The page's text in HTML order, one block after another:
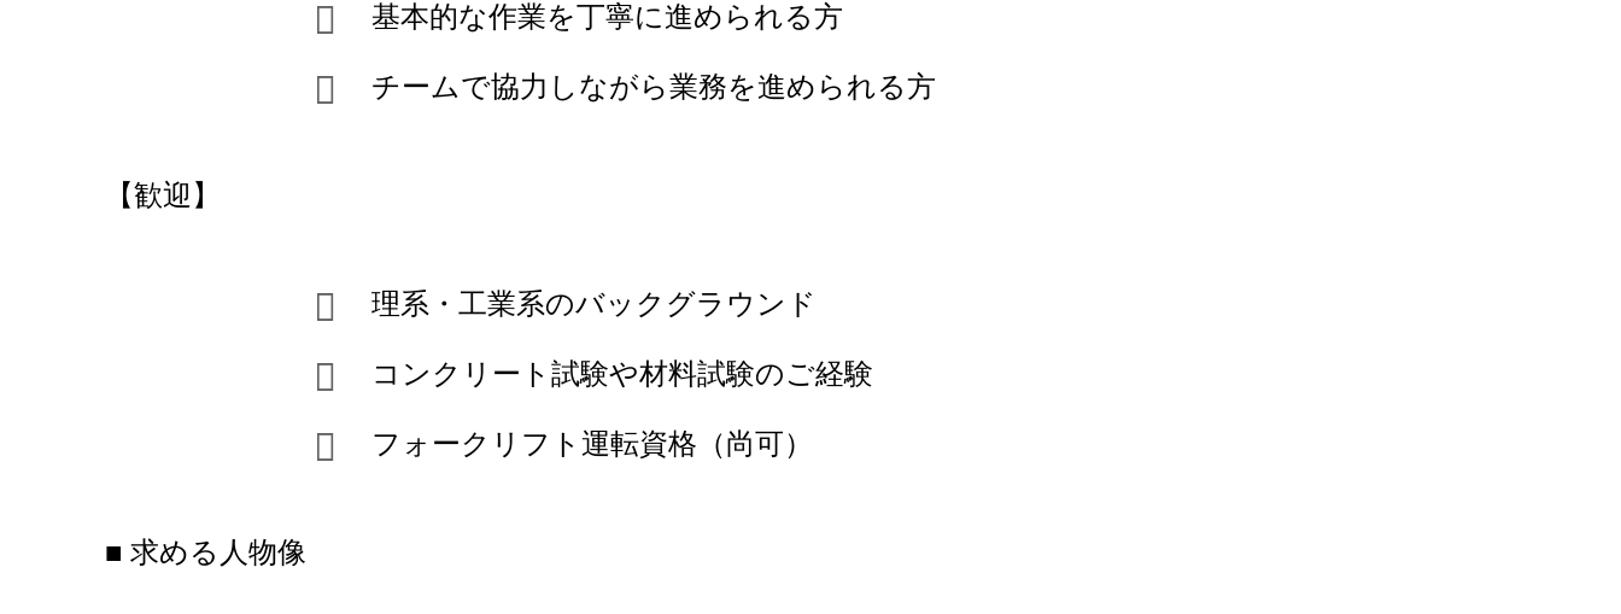
基本的な作業を丁寧に進められる方
チームで協力しながら業務を進められる方
【歓迎】
理系・工業系のバックグラウンド
コンクリート試験や材料試験のご経験
フォークリフト運転資格（尚可）
■ 求める人物像